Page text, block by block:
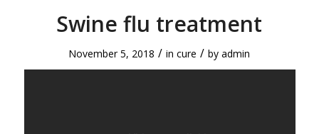
Swine flu treatment
November 5, 2018 / incure / byadmin